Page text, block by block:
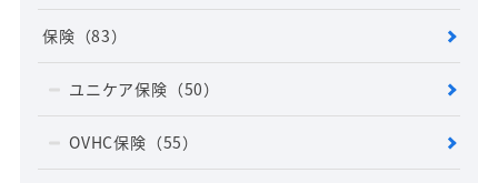
保険 （83）
ユニケア保険 （50）
OVHC保険 （55）